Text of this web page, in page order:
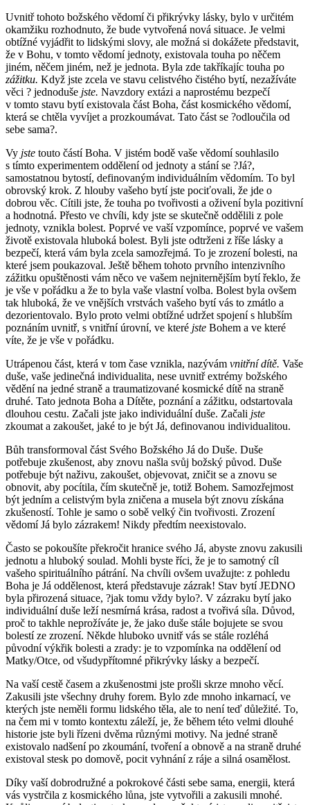
Uvnitř tohoto božského vědomí či přikrývky lásky, bylo v určitém
okamžiku rozhodnuto, že bude vytvořená nová situace. Je velmi
obtížné vyjádřit to lidskými slovy, ale možná si dokážete představit,
že v Bohu, v tomto vědomí jednoty, existovala touha po něčem
jiném, něčem jiném, než je jednota. Byla zde takříkajíc touha po
zážitku. Když jste zcela ve stavu celistvého čistého bytí, nezažíváte
věci ? jednoduše jste. Navzdory extázi a naprostému bezpečí
v tomto stavu bytí existovala část Boha, část kosmického vědomí,
která se chtěla vyvíjet a prozkoumávat. Tato část se ?odloučila od
sebe sama?.
Vy jste touto částí Boha. V jistém bodě vaše vědomí souhlasilo
s tímto experimentem oddělení od jednoty a stání se ?Já?,
samostatnou bytostí, definovaným individuálním vědomím. To byl
obrovský krok. Z hlouby vašeho bytí jste pociťovali, že jde o
dobrou věc. Cítili jste, že touha po tvořivosti a oživení byla pozitivní
a hodnotná. Přesto ve chvíli, kdy jste se skutečně oddělili z pole
jednoty, vznikla bolest. Poprvé ve vaší vzpomínce, poprvé ve vašem
životě existovala hluboká bolest. Byli jste odtrženi z říše lásky a
bezpečí, která vám byla zcela samozřejmá. To je zrození bolesti, na
které jsem poukazoval. Ještě během tohoto prvního intenzivního
zážitku opuštěnosti vám něco ve vašem nejniternějším bytí řeklo, že
je vše v pořádku a že to byla vaše vlastní volba. Bolest byla ovšem
tak hluboká, že ve vnějších vrstvách vašeho bytí vás to zmátlo a
dezorientovalo. Bylo proto velmi obtížné udržet spojení s hlubším
poznáním uvnitř, s vnitřní úrovní, ve které jste Bohem a ve které
víte, že je vše v pořádku.
Utrápenou část, která v tom čase vznikla, nazývám vnitřní dítě. Vaše
duše, vaše jedinečná individualita, nese uvnitř extrémy božského
vědění na jedné straně a traumatizované kosmické dítě na straně
druhé. Tato jednota Boha a Dítěte, poznání a zážitku, odstartovala
dlouhou cestu. Začali jste jako individuální duše. Začali jste
zkoumat a zakoušet, jaké to je být Já, definovanou individualitou.
Bůh transformoval část Svého Božského Já do Duše. Duše
potřebuje zkušenost, aby znovu našla svůj božský původ. Duše
potřebuje být naživu, zakoušet, objevovat, zničit se a znovu se
obnovit, aby pocítila, čím skutečně je, totiž Bohem. Samozřejmost
být jedním a celistvým byla zničena a musela být znovu získána
zkušeností. Tohle je samo o sobě velký čin tvořivosti. Zrození
vědomí Já bylo zázrakem! Nikdy předtím neexistovalo.
Často se pokoušíte překročit hranice svého Já, abyste znovu zakusili
jednotu a hluboký soulad. Mohli byste říci, že je to samotný cíl
vašeho spirituálního pátrání. Na chvíli ovšem uvažujte: z pohledu
Boha je Já oddělenost, která představuje zázrak! Stav bytí JEDNO
byla přirozená situace, ?jak tomu vždy bylo?. V zázraku bytí jako
individuální duše leží nesmírná krása, radost a tvořivá síla. Důvod,
proč to takhle neprožíváte je, že jako duše stále bojujete se svou
bolestí ze zrození. Někde hluboko uvnitř vás se stále rozléhá
původní výkřik bolesti a zrady: je to vzpomínka na oddělení od
Matky/Otce, od všudypřítomné přikrývky lásky a bezpečí.
Na vaší cestě časem a zkušenostmi jste prošli skrze mnoho věcí.
Zakusili jste všechny druhy forem. Bylo zde mnoho inkarnací, ve
kterých jste neměli formu lidského těla, ale to není teď důležité. To,
na čem mi v tomto kontextu záleží, je, že během této velmi dlouhé
historie jste byli řízeni dvěma různými motivy. Na jedné straně
existovalo nadšení po zkoumání, tvoření a obnově a na straně druhé
existoval stesk po domově, pocit vyhnání z ráje a silná osamělost.
Díky vaší dobrodružné a pokrokové části sebe sama, energii, která
vás vystrčila z kosmického lůna, jste vytvořili a zakusili mnohé.